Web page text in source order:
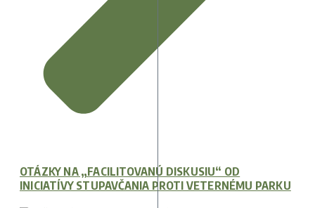
OTÁZKY NA „FACILITOVANÚ DISKUSIU“ OD
INICIATÍVY STUPAVČANIA PROTI VETERNÉMU PARKU